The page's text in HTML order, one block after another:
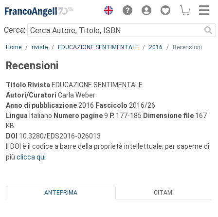
Menu
Cerca:
Main content
Home riviste EDUCAZIONE SENTIMENTALE 2016 Recensioni
Recensioni
Titolo Rivista EDUCAZIONE SENTIMENTALE
Autori/Curatori Carla Weber
Anno di pubblicazione 2016 Fascicolo 2016/26
Lingua Italiano Numero pagine9 P. 177-185 Dimensione file 167
KB
DOI 10.3280/EDS2016-026013
Il DOI è il codice a barre della proprietà intellettuale: per saperne di
più clicca qui
ANTEPRIMA CITAMI